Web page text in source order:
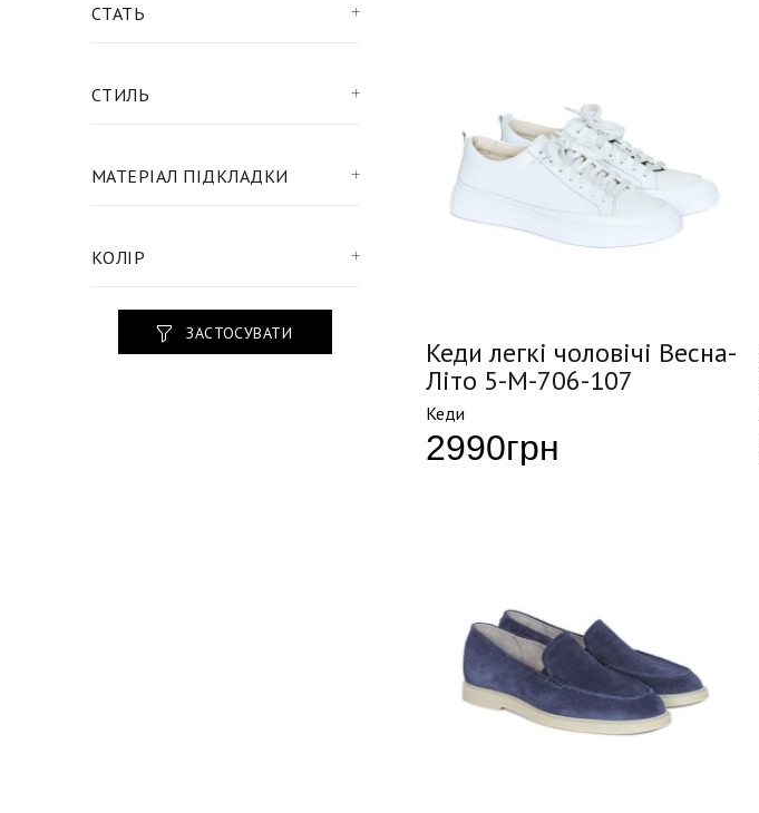
СТАТЬ
СТИЛЬ
МАТЕРІАЛ ПІДКЛАДКИ
КОЛІР
ЗАСТОСУВАТИ
Кеди легкі чоловічі Весна-
Літо 5-M-706-107
Кеди
2990грн